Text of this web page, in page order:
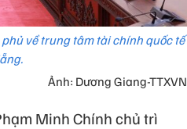
về trung tâm tài chính quốc tế
Ảnh: Dương Giang-TTXVN
Minh Chính chủ trì